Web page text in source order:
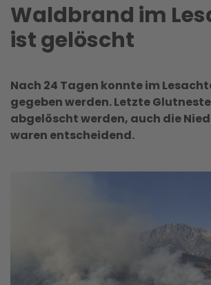
Waldbrand im
ist gelöscht
Nach 24 Tagen konnte im
gegeben werden. Letzte
abgelöscht werden, auch die
waren entscheidend.